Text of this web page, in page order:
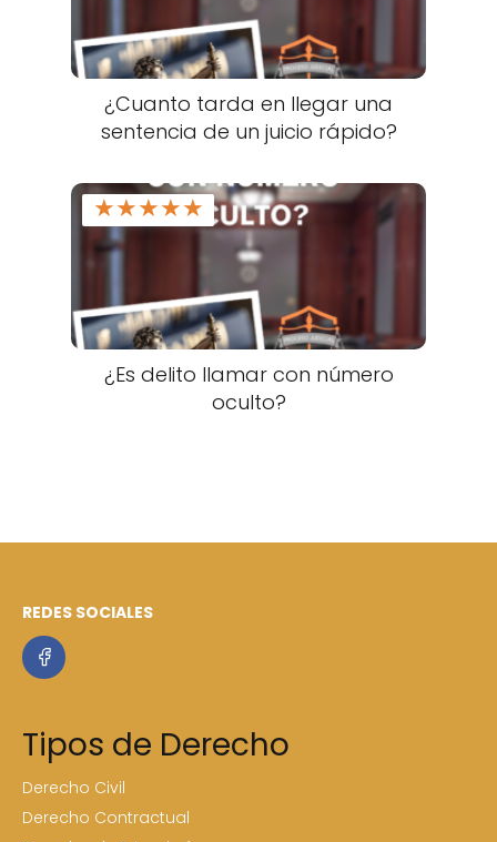
¿Cuanto tarda en llegar una
sentencia de un juicio rápido?
★★★★★
¿Es delito llamar con número
oculto?
REDES SOCIALES
Tipos de Derecho
Derecho Civil
Derecho Contractual